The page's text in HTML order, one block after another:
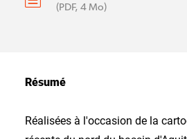
(PDF, 4 Mo)
Résumé
Réalisées à l'occasion de la